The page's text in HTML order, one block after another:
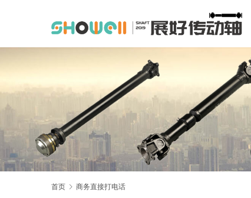
首页 商务直接打电话